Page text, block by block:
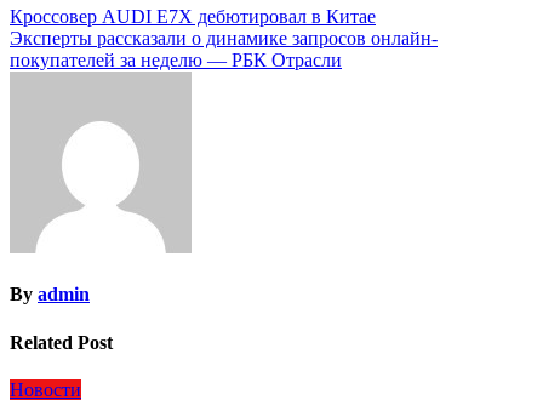
Навигация
по
Кроссовер AUDI E7X дебютировал в Китае
Эксперты рассказали о динамике запросов онлайн-
покупателей за неделю — РБК Отрасли
By admin
Related Post
Новости